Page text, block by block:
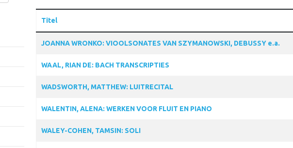
Titel
JOANNA WRONKO: VIOOLSONATES VAN SZYMANOWSKI, DEBUSSY e.a.
WAAL, RIAN DE: BACH TRANSCRIPTIES
WADSWORTH, MATTHEW: LUITRECITAL
WALENTIN, ALENA: WERKEN VOOR FLUIT EN PIANO
WALEY-COHEN, TAMSIN: SOLI